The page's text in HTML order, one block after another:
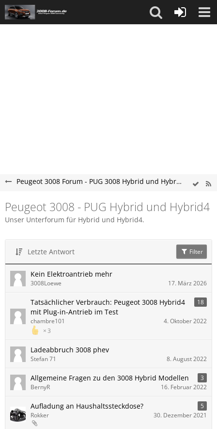
Peugeot 3008 Forum - PUG 3008 Hybrid und Hybrid4 SUV Forum
Peugeot 3008 - PUG Hybrid und Hybrid4
Unser Unterforum für Hybrid und Hybrid4.
Letzte Antwort Filter
Kein Elektroantrieb mehr
3008Loewe 17. März 2026
Tatsächlicher Verbrauch: Peugeot 3008 Hybrid4
mit Plug-in-Antrieb im Test
18
3
chambre101 4. Oktober 2022
Ladeabbruch 3008 phev
Stefan 71 8. August 2022
Allgemeine Fragen zu den 3008 Hybrid Modellen
3
BernyR
16. Februar 2022
Aufladung an Haushaltssteckdose?
5
Rokker
30. Dezember 2021